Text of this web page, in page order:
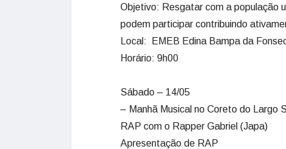
Objetivo: Resgatar com a população
podem participar contribuindo
Local: EMEB Edina Bampa da
Horário: 9h00
Sábado – 14/05
– Manhã Musical no Coreto do Largo
RAP com o Rapper Gabriel (Japa)
Apresentação de RAP